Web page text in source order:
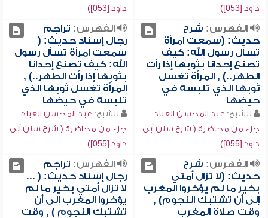
داود [053])
داود [053])
الفهرس: شرح
حديث: (سمعت امرأة
تسأل رسول الله: كيف
تصنع إحدانا بثوبها إذا رأت
الطهر..) , المرأة تغسل
ثوبها الذي تلبسه في
حيضها
للشيخ: عبد المحسن العباد
جزء من محاضرة ( شرح سنن أبي
داود [055])
الفهرس: تراجم
رجال إسناد حديث: (
سمعت امرأة تسأل رسول
الله: كيف تصنع إحدانا
بثوبها إذا رأت الطهر..) ,
المرأة تغسل ثوبها الذي
تلبسه في حيضها
للشيخ: عبد المحسن العباد
جزء من محاضرة ( شرح سنن أبي
داود [055])
الفهرس: شرح
حديث: (لا تزال أمتي
بخير ما لم يؤخروا المغرب
إلى أن تشتبك النجوم) ,
وقت صلاة المغرب
الفهرس: تراجم
رجال إسناد حديث: ( ...
لا تزال أمتي بخير ما لم
يؤخروا المغرب إلى أن
تشتبك النجوم ) , وقت